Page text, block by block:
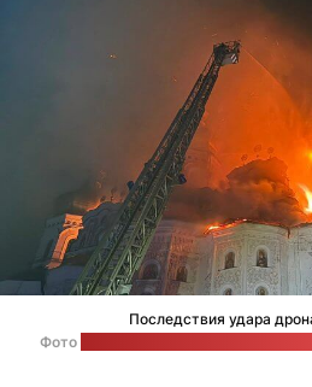
Последствия удара
Фото